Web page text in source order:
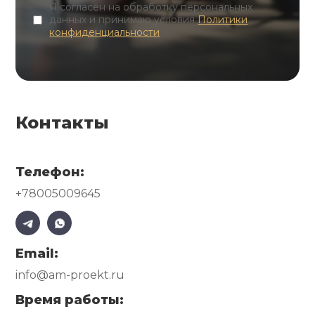
Я согласен на обработку персональных
данных и принимаю условияПолитики
конфиденциальности
Контакты
Телефон:
+78005009645
Email:
info@am-proekt.ru
Время работы: